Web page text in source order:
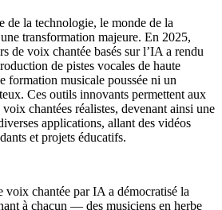
de la technologie, le monde de la
transformation majeure. En 2025,
de voix chantée basés sur l’IA a rendu
de pistes vocales de haute
formation musicale poussée ni un
Ces outils innovants permettent aux
chantées réalistes, devenant ainsi une
applications, allant des vidéos
et projets éducatifs.
voix chantée par IA a démocratisé la
à chacun — des musiciens en herbe